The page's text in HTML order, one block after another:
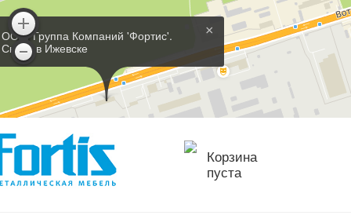
×
ООО 'Группа Компаний 'Фортис'.
Склад в Ижевске
Корзина
пуста